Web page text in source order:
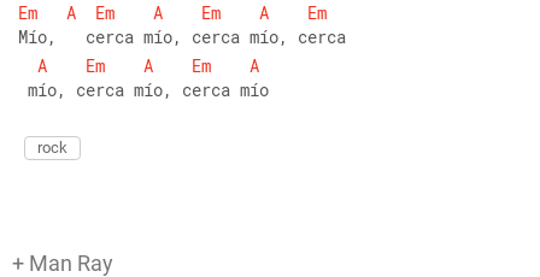
Em
A Em A Em A
Em
Mío,   cerca mío, cerca mío, cerca
A
Em A Em
A
mío, cerca mío, cerca mío
rock
+ Man Ray